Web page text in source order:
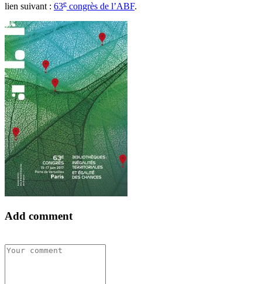
lien suivant : 63e congrès de l’ABF.
Add comment